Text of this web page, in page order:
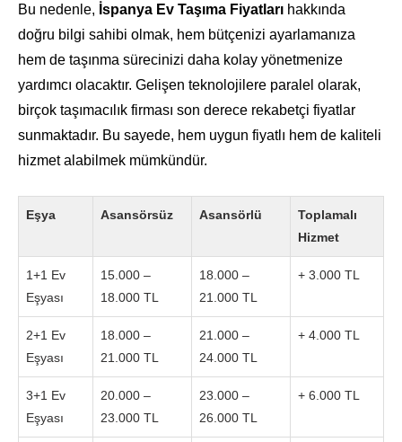
Bu nedenle, İspanya Ev Taşıma Fiyatları hakkında
doğru bilgi sahibi olmak, hem bütçenizi ayarlamanıza
hem de taşınma sürecinizi daha kolay yönetmenize
yardımcı olacaktır. Gelişen teknolojilere paralel olarak,
birçok taşımacılık firması son derece rekabetçi fiyatlar
sunmaktadır. Bu sayede, hem uygun fiyatlı hem de kaliteli
hizmet alabilmek mümkündür.
Eşya Asansörsüz Asansörlü
Toplamalı
Hizmet
1+1 Ev
Eşyası
15.000 –
18.000 TL
18.000 –
21.000 TL
+ 3.000 TL
2+1 Ev
Eşyası
18.000 –
21.000 TL
21.000 –
24.000 TL
+ 4.000 TL
3+1 Ev
Eşyası
20.000 –
23.000 TL
23.000 –
26.000 TL
+ 6.000 TL